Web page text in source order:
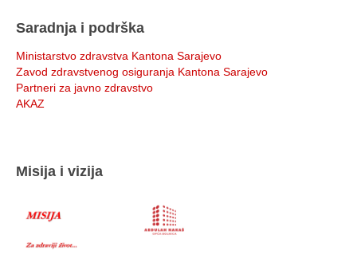
Saradnja i podrška
Ministarstvo zdravstva Kantona Sarajevo
Zavod zdravstvenog osiguranja Kantona Sarajevo
Partneri za javno zdravstvo
AKAZ
Misija i vizija